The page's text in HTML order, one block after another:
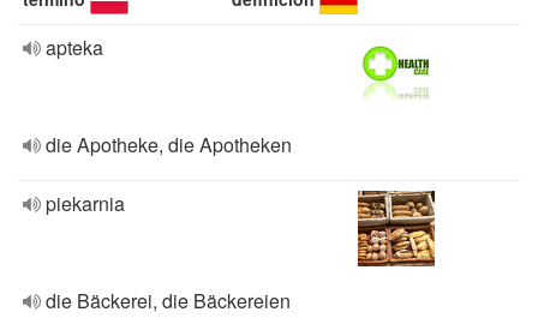
apteka
die Apotheke, die Apotheken
piekarnia
die Bäckerei, die Bäckereien